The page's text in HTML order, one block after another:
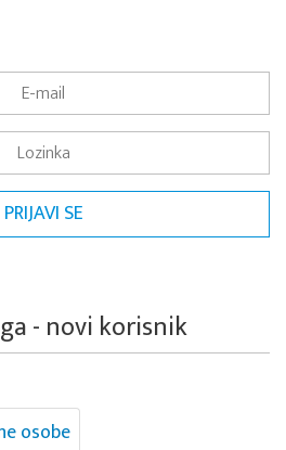
- novi korisnik
osobe